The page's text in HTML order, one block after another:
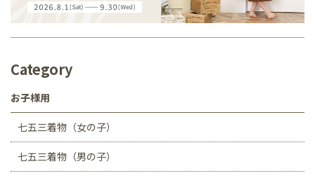
Category
お子様用
七五三着物（女の子）
七五三着物（男の子）